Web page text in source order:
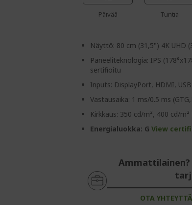
Päivää Tuntia
Näyttö: 80 cm (31,5") 4K UHD
Paneeliteknologia: IPS
sertifioitu
Inputs: DisplayPort, HDMI,
Vastausaika: 1 ms/0.5 ms
Kirkkaus: 350 cd/m², 400 cd/m²
Energialuokka: GView
OTA YHTEYTTÄ